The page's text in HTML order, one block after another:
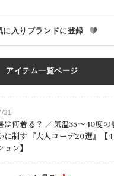
に入りブランドに登録
アイテム一覧ページ
31
は何着る？ ／気温35～40度の
に制す『大人コーデ20選』【
ョン】